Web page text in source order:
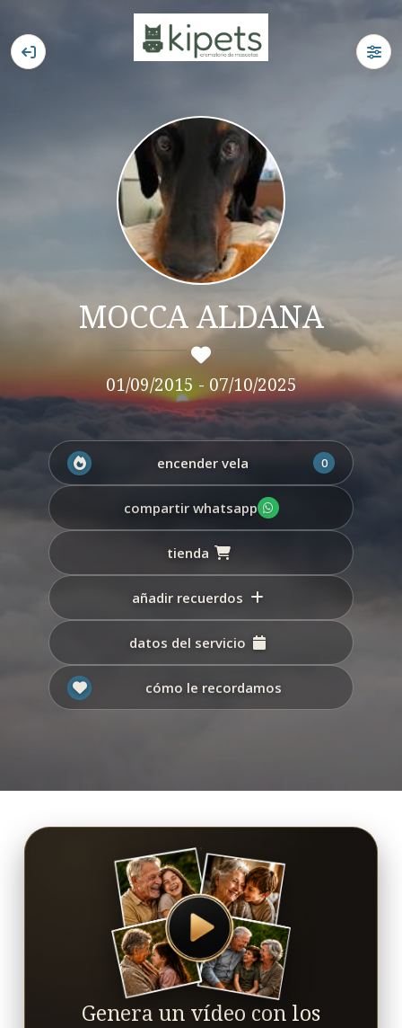
MOCCA ALDANA
01/09/2015 - 07/10/2025
encender vela 0
compartir whatsapp
tienda
añadir recuerdos
datos del servicio
cómo le recordamos
Genera un vídeo con los